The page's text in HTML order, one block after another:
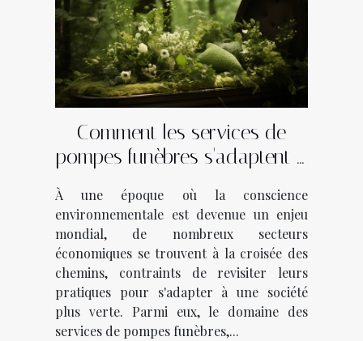
Comment les services de
pompes funèbres s'adaptent à
À une époque où la conscience
environnementale est devenue un enjeu
mondial, de nombreux secteurs
économiques se trouvent à la croisée des
chemins, contraints de revisiter leurs
pratiques pour s'adapter à une société
plus verte. Parmi eux, le domaine des
services de pompes funèbres,...